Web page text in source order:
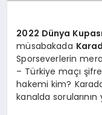
2022 Dünya Kupası
müsabakada
Sporseverlerin
– Türkiye maçı
hakemi kim?
kanalda sorularının